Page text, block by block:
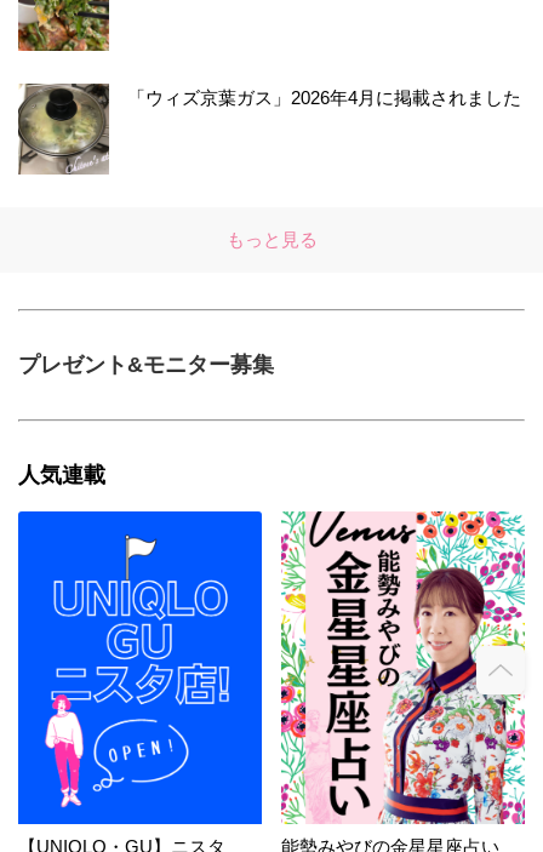
「ウィズ京葉ガス」2026年4月に掲載されました
もっと見る
プレゼント&モニター募集
人気連載
【UNIQLO・GU】ニスタ 能勢みやびの金星星座占い